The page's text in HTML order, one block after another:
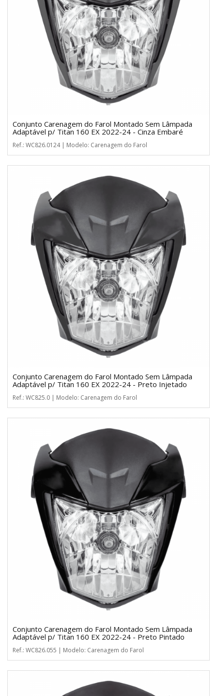
Conjunto Carenagem do Farol Montado Sem Lâmpada
Adaptável p/ Titan 160 EX 2022-24 - Cinza Embaré
Ref.: WC826.0124 | Modelo: Carenagem do Farol
Conjunto Carenagem do Farol Montado Sem Lâmpada
Adaptável p/ Titan 160 EX 2022-24 - Preto Injetado
Ref.: WC825.0 | Modelo: Carenagem do Farol
Conjunto Carenagem do Farol Montado Sem Lâmpada
Adaptável p/ Titan 160 EX 2022-24 - Preto Pintado
Ref.: WC826.055 | Modelo: Carenagem do Farol